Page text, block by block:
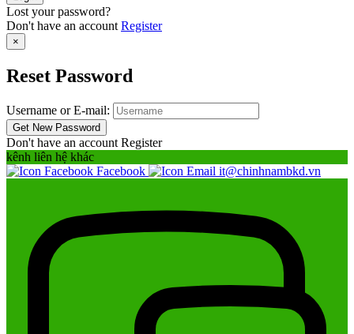
Lost your password?
Don't have an accountRegister
×
Reset Password
Username or E-mail:
Don't have an account Register
kênh liên hệ khác
Facebook
it@chinhnambkd.vn